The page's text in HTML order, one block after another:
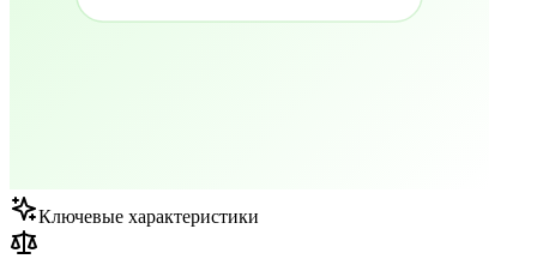
Ключевые характеристики